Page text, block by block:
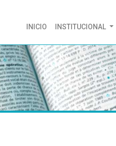
INICIO (CURRENT)
INSTITUCIONAL